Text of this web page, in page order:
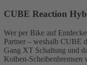
CUBE Reaction
Wer per Bike auf
Partner – weshalb CUBE
Gang XT Schaltung und
Kolben-Scheibenbremsen